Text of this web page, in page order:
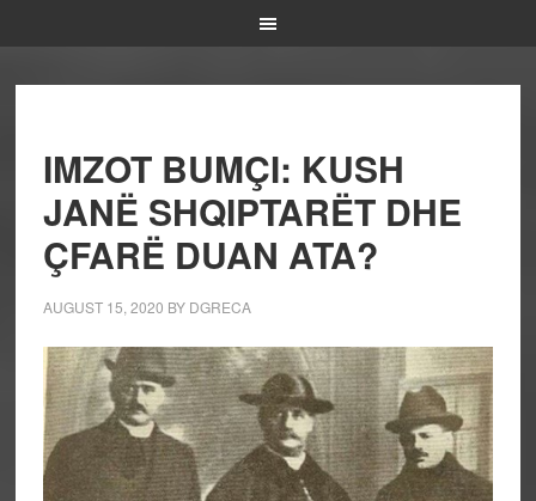
IMZOT BUMÇI: KUSH
JANË SHQIPTARËT DHE
ÇFARË DUAN ATA?
AUGUST 15, 2020 BY DGRECA